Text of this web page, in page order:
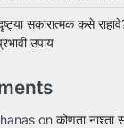
सकारात्मक कसे
उपाय
on कोणता नाश्ता